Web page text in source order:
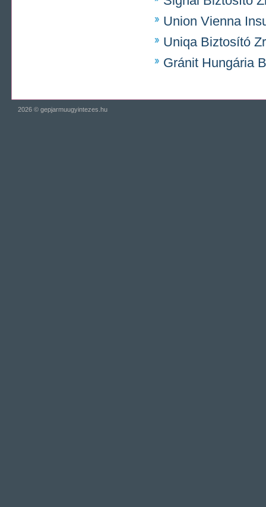
Union Vienna
Uniqa Biztosító
Gránit Hungária
2026 © gepjarmuugyintezes.hu